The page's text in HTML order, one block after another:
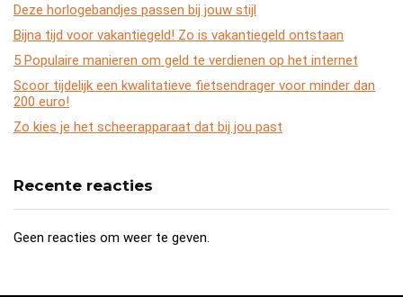
Deze horlogebandjes passen bij jouw stijl
Bijna tijd voor vakantiegeld! Zo is vakantiegeld ontstaan
5 Populaire manieren om geld te verdienen op het internet
Scoor tijdelijk een kwalitatieve fietsendrager voor minder dan
200 euro!
Zo kies je het scheerapparaat dat bij jou past
Recente reacties
Geen reacties om weer te geven.